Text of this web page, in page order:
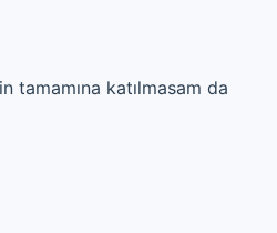
tamamına katılmasam da